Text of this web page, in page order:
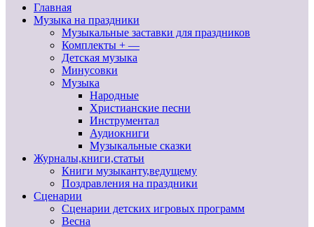
Главная
Музыка на праздники
Музыкальные заставки для праздников
Комплекты + —
Детская музыка
Минусовки
Музыка
Народные
Христианские песни
Инструментал
Аудиокниги
Музыкальные сказки
Журналы,книги,статьи
Книги музыканту,ведущему
Поздравления на праздники
Сценарии
Сценарии детских игровых программ
Весна